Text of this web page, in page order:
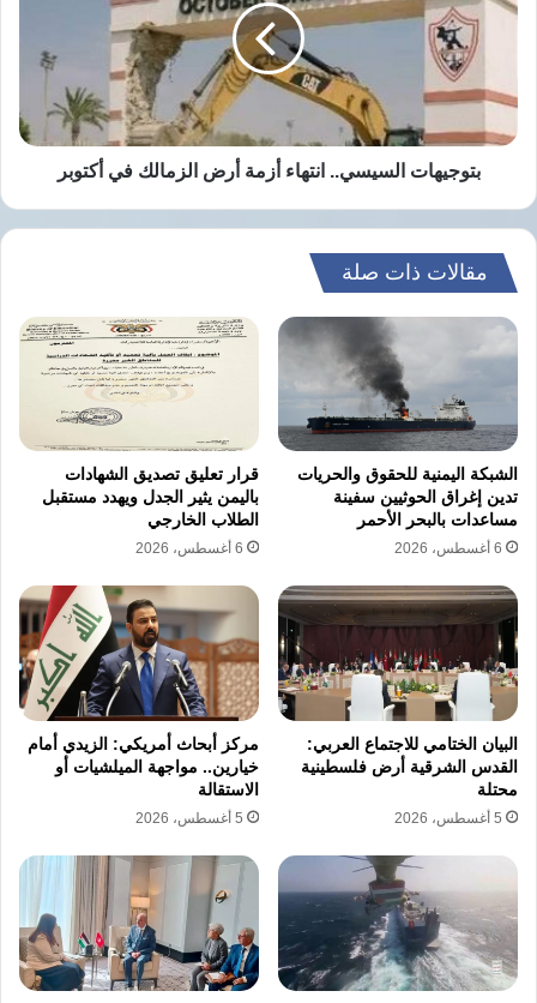
أزمة
الزمالك
في
بتوجيهات السيسي.. انتهاء أزمة أرض الزمالك في أكتوبر
مقالات ذات صلة
الشبكة اليمنية للحقوق والحريات
تدين إغراق الحوثيين سفينة
مساعدات بالبحر الأحمر
6 أغسطس، 2026
قرار تعليق تصديق الشهادات
باليمن يثير الجدل ويهدد مستقبل
الطلاب الخارجي
6 أغسطس، 2026
البيان الختامي للاجتماع العربي:
القدس الشرقية أرض فلسطينية
محتلة
5 أغسطس، 2026
مركز أبحاث أمريكي: الزيدي أمام
خيارين.. مواجهة الميلشيات أو
الاستقالة
5 أغسطس، 2026